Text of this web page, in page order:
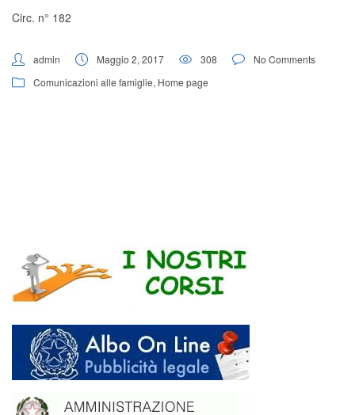
Circ. n° 182
admin Maggio 2, 2017 308
No Comments
Comunicazioni alle famiglie, Home page